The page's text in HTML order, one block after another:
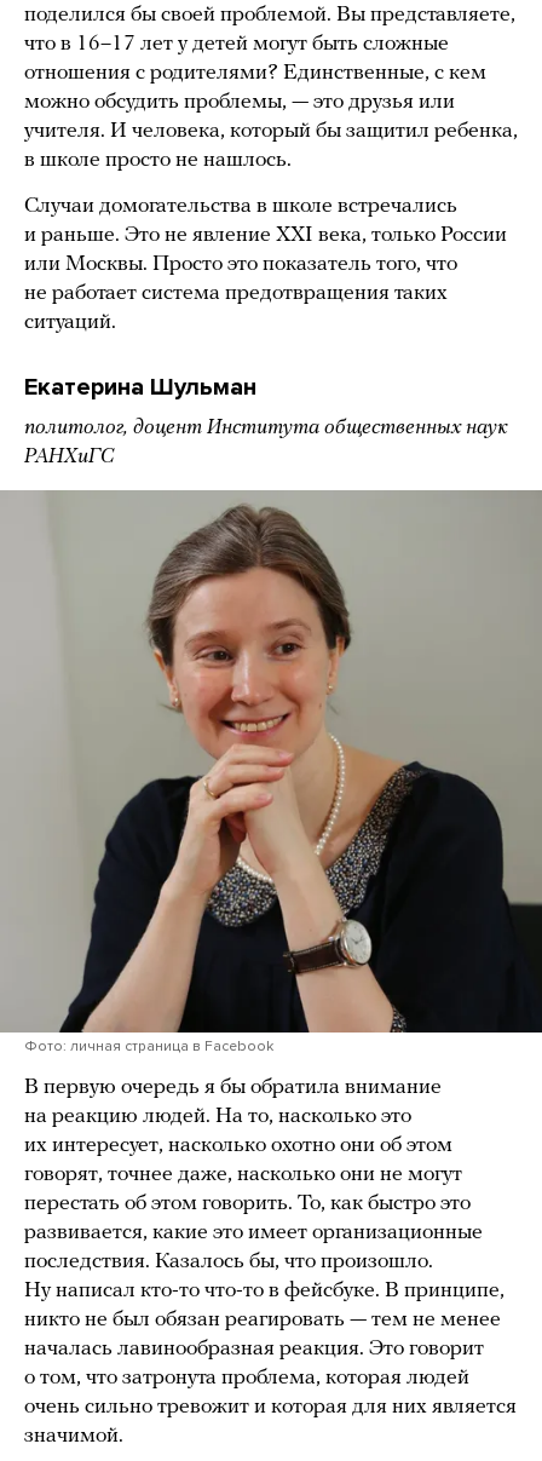
поделился бы своей проблемой. Вы представляете,
что в 16–17 лет у детей могут быть сложные
отношения с родителями? Единственные, с кем
можно обсудить проблемы, — это друзья или
учителя. И человека, который бы защитил ребенка,
в школе просто не нашлось.
Случаи домогательства в школе встречались
и раньше. Это не явление XXI века, только России
или Москвы. Просто это показатель того, что
не работает система предотвращения таких
ситуаций.
Екатерина Шульман
политолог, доцент Института общественных наук
РАНХиГС
Фото: личная страница в Facebook
В первую очередь я бы обратила внимание
на реакцию людей. На то, насколько это
их интересует, насколько охотно они об этом
говорят, точнее даже, насколько они не могут
перестать об этом говорить. То, как быстро это
развивается, какие это имеет организационные
последствия. Казалось бы, что произошло.
Ну написал кто-то что-то в фейсбуке. В принципе,
никто не был обязан реагировать — тем не менее
началась лавинообразная реакция. Это говорит
о том, что затронута проблема, которая людей
очень сильно тревожит и которая для них является
значимой.